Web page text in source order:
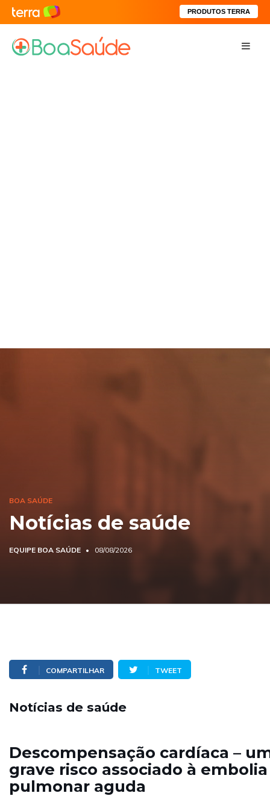
PRODUTOS TERRA
BOA SAÚDE
Notícias de saúde
EQUIPE BOA SAÚDE 08/08/2026
COMPARTILHAR TWEET
Notícias de saúde
Descompensação cardíaca –
grave risco associado à embolia
pulmonar aguda